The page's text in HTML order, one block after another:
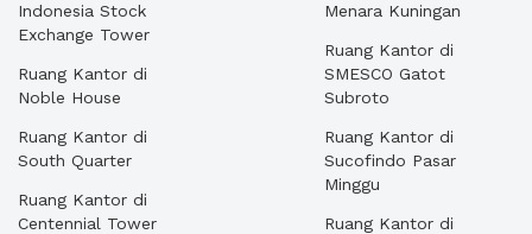
Indonesia Stock
Exchange Tower
Ruang Kantor di
Noble House
Ruang Kantor di
South Quarter
Ruang Kantor di
Centennial Tower
Menara Kuningan
Ruang Kantor di
SMESCO Gatot
Subroto
Ruang Kantor di
Sucofindo Pasar
Minggu
Ruang Kantor di